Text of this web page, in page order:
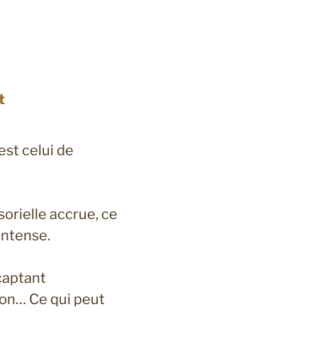
celui de
accrue, ce
Ce qui peut